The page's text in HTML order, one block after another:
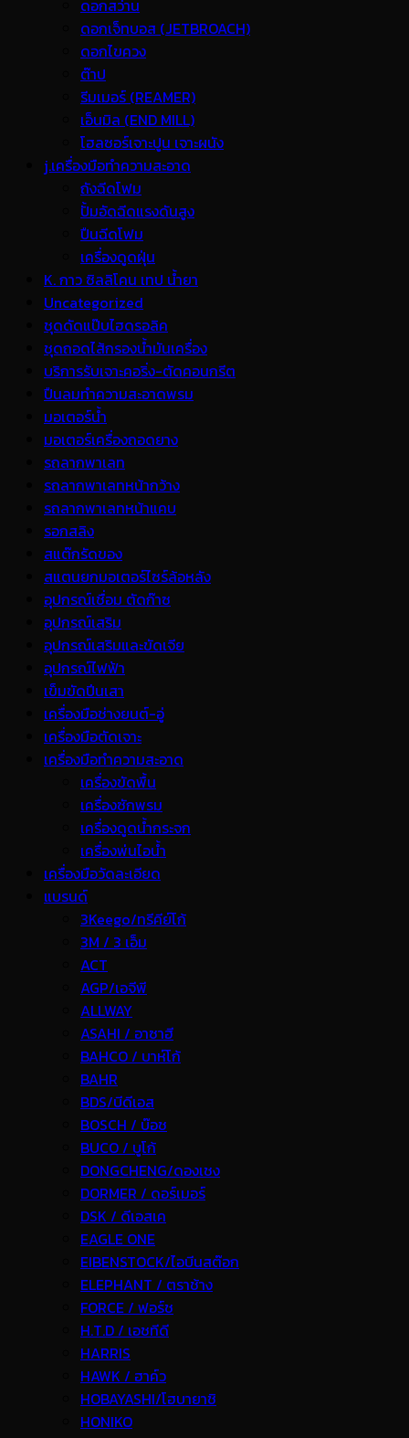
ดอกสว่าน
ดอกเจ็ทบอส (JETBROACH)
ดอกไขควง
ต๊าป
รีมเมอร์ (REAMER)
เอ็นมิล (END MILL)
โฮลซอร์เจาะปูน เจาะผนัง
j.เครื่องมือทำความสะอาด
ถังฉีดโฟม
ปั้มอัดฉีดแรงดันสูง
ปืนฉีดโฟม
เครื่องดูดฝุ่น
K. กาว ซิลลิโคน เทป น้ำยา
Uncategorized
ชุดดัดแป๊บไฮดรอลิค
ชุดถอดไส้กรองน้ำมันเครื่อง
บริการรับเจาะคอริ่ง-ตัดคอนกรีต
ปืนลมทำความสะอาดพรม
มอเตอร์น้ำ
มอเตอร์เครื่องถอดยาง
รถลากพาเลท
รถลากพาเลทหน้ากว้าง
รถลากพาเลทหน้าแคบ
รอกสลิง
สแต๊กรัดของ
สแตนยกมอเตอร์ไซร์ล้อหลัง
อุปกรณ์เชื่อม ตัดก๊าซ
อุปกรณ์เสริม
อุปกรณ์เสริมและขัดเจีย
อุปกรณ์ไฟฟ้า
เข็มขัดปีนเสา
เครื่องมือช่างยนต์-อู่
เครื่องมือตัดเจาะ
เครื่องมือทำความสะอาด
เครื่องขัดพื้น
เครื่องซักพรม
เครื่องดูดน้ำกระจก
เครื่องพ่นไอน้ำ
เครื่องมือวัดละเอียด
แบรนด์
3Keego/ทรีคีย์โก้
3M / 3 เอ็ม
ACT
AGP/เอจีพี
ALLWAY
ASAHI / อาซาฮี
BAHCO / บาห์โก้
BAHR
BDS/บีดีเอส
BOSCH / บ๊อช
BUCO / บูโก้
DONGCHENG/ดองเชง
DORMER / ดอร์เมอร์
DSK / ดีเอสเค
EAGLE ONE
EIBENSTOCK/ไอบีนสต๊อก
ELEPHANT / ตราช้าง
FORCE / ฟอร์ช
H.T.D / เอชทีดี
HARRIS
HAWK / ฮาค์ว
HOBAYASHI/โฮบายาชิ
HONIKO